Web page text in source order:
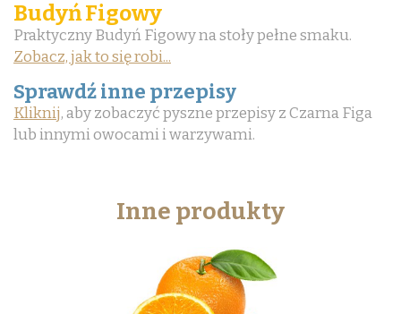
Budyń Figowy
Praktyczny Budyń Figowy na stoły pełne smaku.
Zobacz, jak to się robi...
Sprawdź inne przepisy
Kliknij, aby zobaczyć pyszne przepisy z Czarna Figa
lub innymi owocami i warzywami.
Inne produkty